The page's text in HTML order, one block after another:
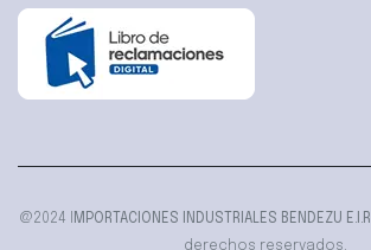
@2024 I MPORTACIONES INDUSTRIALES BENDEZU
derechos reservados.